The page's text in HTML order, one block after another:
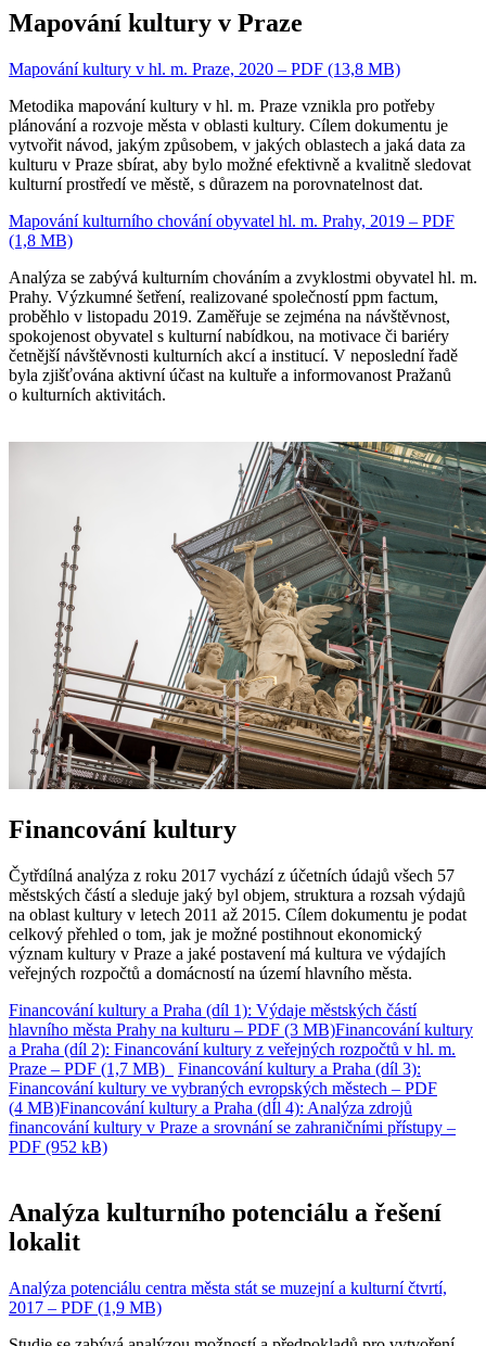
Mapování kultury v Praze
Mapování kultury v hl. m. Praze, 2020 – PDF (13,8 MB)
Metodika mapování kultury v hl. m. Praze vznikla pro potřeby
plánování a rozvoje města v oblasti kultury. Cílem dokumentu je
vytvořit návod, jakým způsobem, v jakých oblastech a jaká data za
kulturu v Praze sbírat, aby bylo možné efektivně a kvalitně sledovat
kulturní prostředí ve městě, s důrazem na porovnatelnost dat.
Mapování kulturního chování obyvatel hl. m. Prahy, 2019 – PDF
(1,8 MB)
Analýza se zabývá kulturním chováním a zvyklostmi obyvatel hl. m.
Prahy. Výzkumné šetření, realizované společností ppm factum,
proběhlo v listopadu 2019. Zaměřuje se zejména na návštěvnost,
spokojenost obyvatel s kulturní nabídkou, na motivace či bariéry
četnější návštěvnosti kulturních akcí a institucí. V neposlední řadě
byla zjišťována aktivní účast na kultuře a informovanost Pražanů
o kulturních aktivitách.
Financování kultury
Čytřdílná analýza z roku 2017 vychází z účetních údajů všech 57
městských částí a sleduje jaký byl objem, struktura a rozsah výdajů
na oblast kultury v letech 2011 až 2015. Cílem dokumentu je podat
celkový přehled o tom, jak je možné postihnout ekonomický
význam kultury v Praze a jaké postavení má kultura ve výdajích
veřejných rozpočtů a domácností na území hlavního města.
Financování kultury a Praha (díl 1): Výdaje městských částí
hlavního města Prahy na kulturu – PDF (3 MB)Financování kultury
a Praha (díl 2): Financování kultury z veřejných rozpočtů v hl. m.
Praze – PDF (1,7 MB)
Financování kultury a Praha (díl 3):
Financování kultury ve vybraných evropských městech – PDF
(4 MB)Financování kultury a Praha (dÍl 4): Analýza zdrojů
financování kultury v Praze a srovnání se zahraničními přístupy –
PDF (952 kB)
Analýza kulturního potenciálu a řešení
lokalit
Analýza potenciálu centra města stát se muzejní a kulturní čtvrtí,
2017 – PDF (1,9 MB)